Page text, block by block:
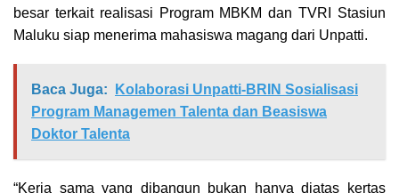
besar terkait realisasi Program MBKM dan TVRI Stasiun
Maluku siap menerima mahasiswa magang dari Unpatti.
Baca Juga:
Kolaborasi Unpatti-BRIN Sosialisasi
Program Managemen Talenta dan Beasiswa
Doktor Talenta
“Kerja sama yang dibangun bukan hanya diatas kertas